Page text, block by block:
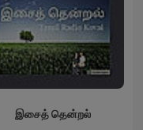
இசைத் தென்றல்